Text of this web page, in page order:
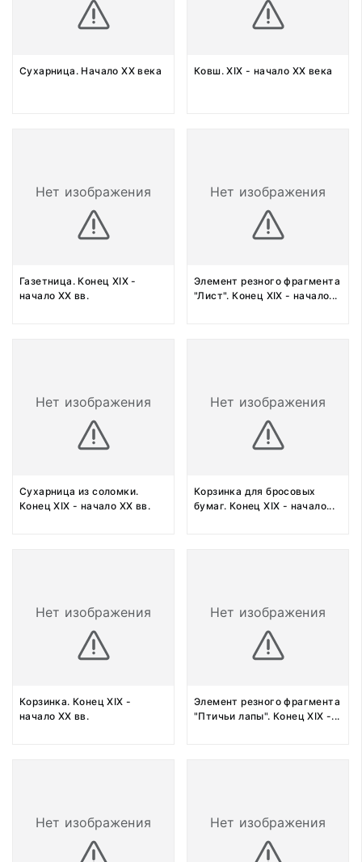
Сухарница. Начало XX века Ковш. XIX - начало XX века
Нет изображения
Газетница. Конец XIX -
начало XX вв.
Нет изображения
Элемент резного фрагмента
"Лист". Конец XIX - начало...
Нет изображения
Сухарница из соломки.
Конец XIX - начало XX вв.
Нет изображения
Корзинка для бросовых
бумаг. Конец XIX - начало...
Нет изображения
Корзинка. Конец XIX -
начало XX вв.
Нет изображения
Элемент резного фрагмента
"Птичьи лапы". Конец XIX -...
Нет изображения Нет изображения